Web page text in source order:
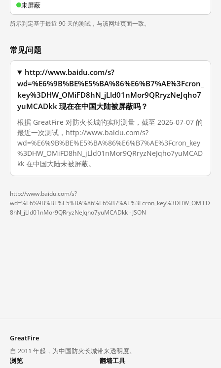
未屏蔽
所示判定基于最近 90 天的测试，与该网址页面一致。
常见问题
http://www.baidu.com/s?
wd=%E6%9B%BE%E5%BA%86%E6%B7%AE%3Fcron_
key%3DHW_OMiFD8hN_jLld01nMor9QRryzNeJqho7
yuMCADkk 现在在中国大陆被屏蔽吗？
根据 GreatFire 对防火长城的实时测量，截至 2026-07-07 的
最近一次测试，http://www.baidu.com/s?
wd=%E6%9B%BE%E5%BA%86%E6%B7%AE%3Fcron_key
%3DHW_OMiFD8hN_jLld01nMor9QRryzNeJqho7yuMCAD
kk 在中国大陆未被屏蔽。
http://www.baidu.com/s?
wd=%E6%9B%BE%E5%BA%86%E6%B7%AE%3Fcron_key%3DHW_OMiFD
8hN_jLld01nMor9QRryzNeJqho7yuMCADkk · JSON
GreatFire
自 2011 年起，为中国防火长城带来透明度。
浏览
翻墙工具